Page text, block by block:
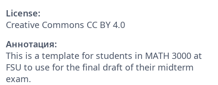
License:
Creative Commons CC BY 4.0
Аннотация:
This is a template for students in MATH 3000 at
FSU to use for the final draft of their midterm
exam.